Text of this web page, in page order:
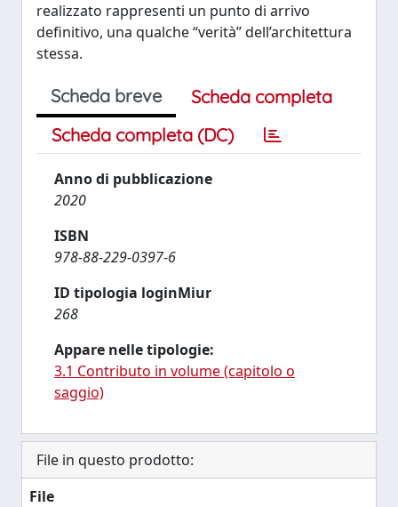
realizzato rappresenti un punto di arrivo
definitivo, una qualche “verità” dell’architettura
stessa.
Scheda breve
Scheda completa
Scheda completa (DC)
Anno di pubblicazione
2020
ISBN
978-88-229-0397-6
ID tipologia loginMiur
268
Appare nelle tipologie:
3.1 Contributo in volume (capitolo o
saggio)
File in questo prodotto:
File